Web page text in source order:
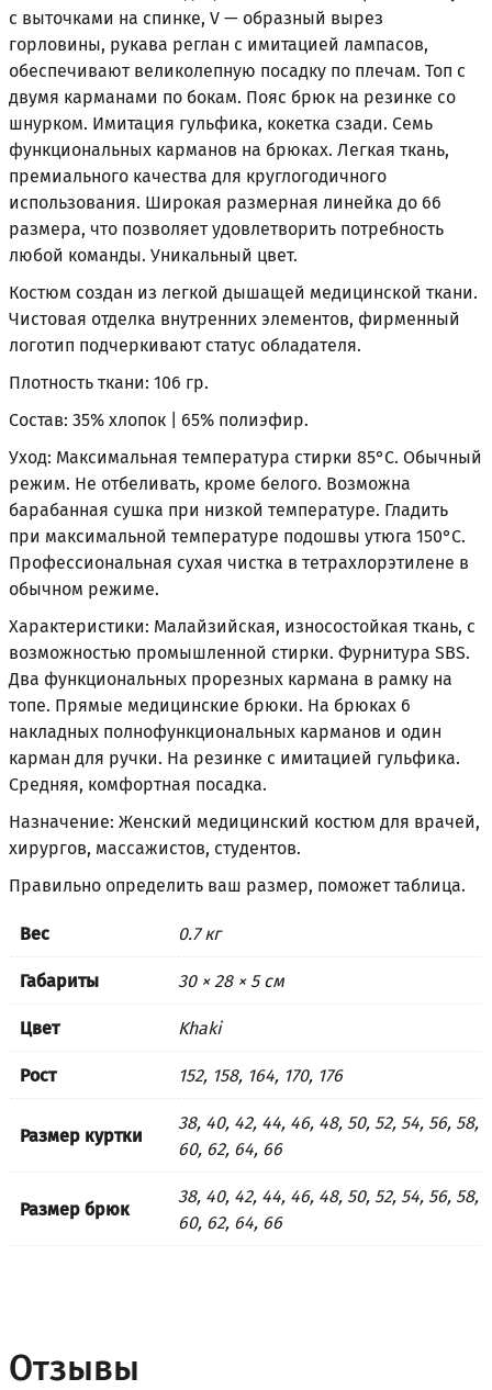
c выточками на спинке, V — образный вырез
горловины, рукава реглан с имитацией лампасов,
обеспечивают великолепную посадку по плечам. Топ с
двумя карманами по бокам. Пояс брюк на резинке со
шнурком. Имитация гульфика, кокетка сзади. Семь
функциональных карманов на брюках. Легкая ткань,
премиального качества для круглогодичного
использования. Широкая размерная линейка до 66
размера, что позволяет удовлетворить потребность
любой команды. Уникальный цвет.
Костюм создан из легкой дышащей медицинской ткани.
Чистовая отделка внутренних элементов, фирменный
логотип подчеркивают статус обладателя.
Плотность ткани: 106 гр.
Состав: 35% хлопок | 65% полиэфир.
Уход: Максимальная температура стирки 85°С. Обычный
режим. Не отбеливать, кроме белого. Возможна
барабанная сушка при низкой температуре. Гладить
при максимальной температуре подошвы утюга 150°С.
Профессиональная сухая чистка в тетрахлорэтилене в
обычном режиме.
Характеристики: Малайзийская, износостойкая ткань, с
возможностью промышленной стирки. Фурнитура SBS.
Два функциональных прорезных кармана в рамку на
топе. Прямые медицинские брюки. На брюках 6
накладных полнофункциональных карманов и один
карман для ручки. На резинке с имитацией гульфика.
Средняя, комфортная посадка.
Назначение: Женский медицинский костюм для врачей,
хирургов, массажистов, студентов.
Правильно определить ваш размер, поможеттаблица.
Вес 0.7 кг
Габариты 30 × 28 × 5 см
Цвет Khaki
Рост 152, 158, 164, 170, 176
Размер куртки
38, 40, 42, 44, 46, 48, 50, 52, 54, 56, 58,
60, 62, 64, 66
Размер брюк
38, 40, 42, 44, 46, 48, 50, 52, 54, 56, 58,
60, 62, 64, 66
Отзывы